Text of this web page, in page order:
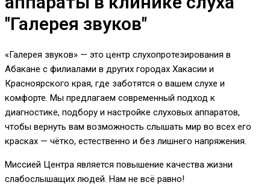
"Галерея звуков"
«Галерея звуков» — это центр слухопротезирования в
Абакане с филиалами в других городах Хакасии и
Красноярского края, где заботятся о вашем слухе и
комфорте. Мы предлагаем современный подход к
диагностике, подбору и настройке слуховых аппаратов,
чтобы вернуть вам возможность слышать мир во всех его
красках — чётко, естественно и без лишнего напряжения.
Миссией Центра является повышение качества жизни
слабослышащих людей. Нам не всё равно!